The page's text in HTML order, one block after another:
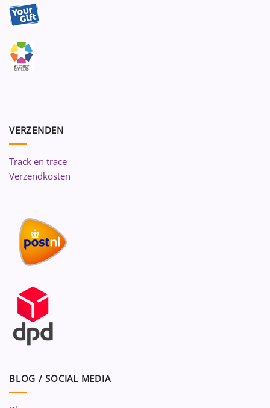
VERZENDEN
Track en trace
Verzendkosten
BLOG / SOCIAL MEDIA